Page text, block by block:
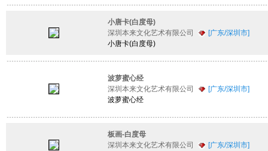
小唐卡(白度母)
深圳本来文化艺术有限公司
[广东/深圳市]
小唐卡(白度母)
波萝蜜心经
深圳本来文化艺术有限公司
[广东/深圳市]
波萝蜜心经
板画-白度母
深圳本来文化艺术有限公司
[广东/深圳市]